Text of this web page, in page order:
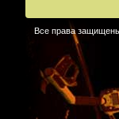
Все права